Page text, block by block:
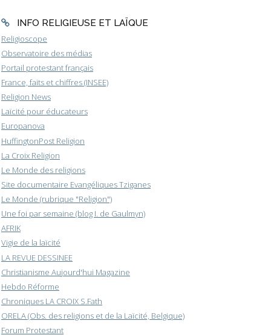
INFO RELIGIEUSE ET LAÏQUE
Religioscope
Observatoire des médias
Portail protestant français
France, faits et chiffres (INSEE)
Religion News
Laïcité pour éducateurs
Europanova
HuffingtonPost Religion
La Croix Religion
Le Monde des religions
Site documentaire Evangéliques Tziganes
Le Monde (rubrique "Religion")
Une foi par semaine (blog I. de Gaulmyn)
AFRIK
Vigie de la laïcité
LA REVUE DESSINEE
Christianisme Aujourd'hui Magazine
Hebdo Réforme
Chroniques LA CROIX S.Fath
ORELA (Obs. des religions et de la Laïcité, Belgique)
Forum Protestant